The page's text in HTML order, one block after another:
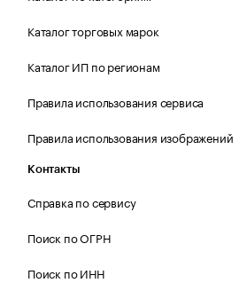
Каталог торговых марок
Каталог ИП по регионам
Правила использования сервиса
Правила использования изображений
Контакты
Справка по сервису
Поиск по ОГРН
Поиск по ИНН